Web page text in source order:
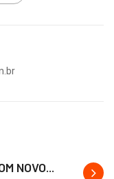
NOVO...